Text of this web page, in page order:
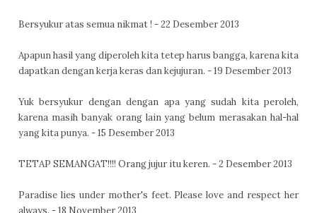
Bersyukur atas semua nikmat ! - 22 Desember 2013
Apapun hasil yang diperoleh kita tetep harus bangga, karena kita
dapatkan dengan kerja keras dan kejujuran. - 19 Desember 2013
Yuk bersyukur dengan dengan apa yang sudah kita peroleh,
karena masih banyak orang lain yang belum merasakan hal-hal
yang kita punya. - 15 Desember 2013
TETAP SEMANGAT!!!! Orang jujur itu keren. - 2 Desember 2013
Paradise lies under mother's feet. Please love and respect her
always. - 18 November 2013